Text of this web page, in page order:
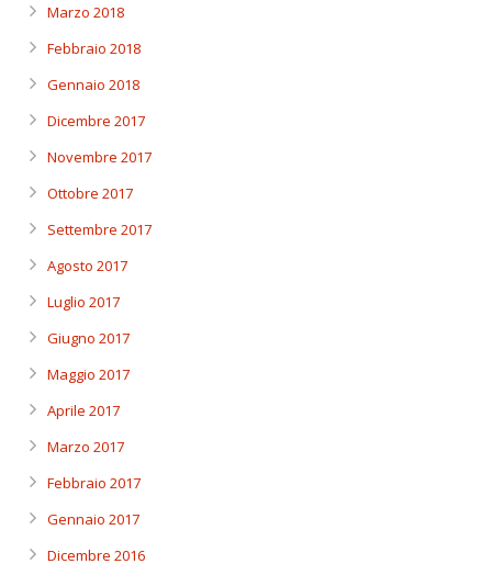
Marzo 2018
Febbraio 2018
Gennaio 2018
Dicembre 2017
Novembre 2017
Ottobre 2017
Settembre 2017
Agosto 2017
Luglio 2017
Giugno 2017
Maggio 2017
Aprile 2017
Marzo 2017
Febbraio 2017
Gennaio 2017
Dicembre 2016